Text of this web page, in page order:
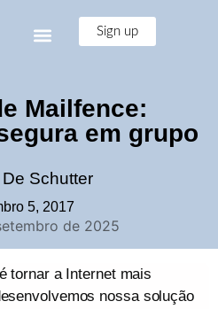
Sign up
Mailfence:
em grupo
Schutter
5, 2017
de 2025
tornar a Internet mais
nossa solução